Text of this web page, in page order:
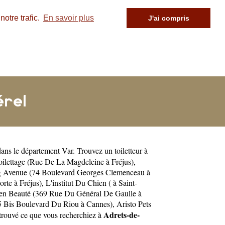
trafic. En savoir plus J'ai compris
le départementVar. Trouvez un toiletteur à
(Rue De La Magdeleine à Fréjus),
Avenue (74 Boulevard Georges Clemenceau à
à Fréjus), L'institut Du Chien ( à Saint-
Beauté (369 Rue Du Général De Gaulle à
Bis Boulevard Du Riou à Cannes), Aristo Pets
ce que vous recherchiez à Adrets-de-